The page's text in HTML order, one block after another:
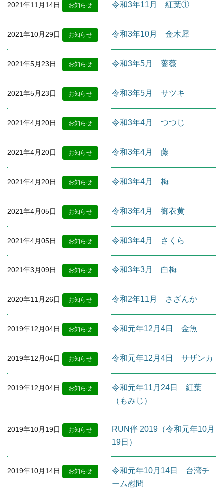
2021年11月14日 お知らせ 令和3年11月 紅葉①
2021年10月29日 お知らせ 令和3年10月 金木犀
2021年5月23日 お知らせ 令和3年5月 薔薇
2021年5月23日 お知らせ 令和3年5月 サツキ
2021年4月20日 お知らせ 令和3年4月 つつじ
2021年4月20日 お知らせ 令和3年4月 藤
2021年4月20日 お知らせ 令和3年4月 梅
2021年4月05日 お知らせ 令和3年4月 御衣黄
2021年4月05日 お知らせ 令和3年4月 さくら
2021年3月09日 お知らせ 令和3年3月 白梅
2020年11月26日 お知らせ 令和2年11月 さざんか
2019年12月04日 お知らせ 令和元年12月4日 金魚
2019年12月04日 お知らせ 令和元年12月4日 サザンカ
2019年12月04日 お知らせ
令和元年11月24日 紅葉
（もみじ）
2019年10月19日 お知らせ
RUN伴 2019（令和元年10月
19日）
2019年10月14日 お知らせ
令和元年10月14日 台湾チ
ーム慰問